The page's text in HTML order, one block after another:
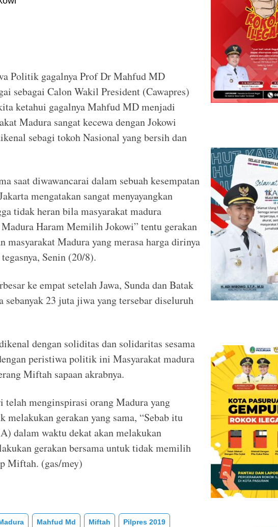
Politik gagalnya Prof Dr Mahfud MD
sebagai Calon Wakil President (Cawapres)
ketahui gagalnya Mahfud MD menjadi
Madura sangat kecewa dengan Jokowi
sebagi tokoh Nasional yang bersih dan
saat diwawancarai dalam sebuah kesempatan
mengatakan sangat menyayangkan
tidak heran bila masyarakat madura
Haram Memilih Jokowi” tentu gerakan
masyarakat Madura yang merasa harga dirinya
Senin (20/8).
ke empat setelah Jawa, Sunda dan Batak
sebanyak 23 juta jiwa yang tersebar diseluruh
dengan soliditas dan solidaritas sesama
peristiwa politik ini Masyarakat madura
Miftah sapaan akrabnya.
telah menginspirasi orang Madura yang
melakukan gerakan yang sama, “Sebab itu
dalam waktu dekat akan melakukan
gerakan bersama untuk tidak memilih
Miftah. (gas/mey)
Mahfud Md Miftah Pilpres 2019